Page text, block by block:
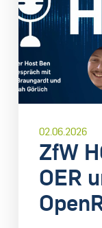
02.06.2026
ZfW
OER